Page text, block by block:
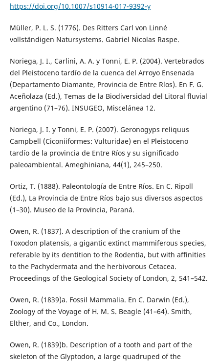
https://doi.org/10.1007/s10914-017-9392-y
Müller, P. L. S. (1776). Des Ritters Carl von Linné
vollständigen Natursystems. Gabriel Nicolas Raspe.
Noriega, J. I., Carlini, A. A. y Tonni, E. P. (2004). Vertebrados
del Pleistoceno tardío de la cuenca del Arroyo Ensenada
(Departamento Diamante, Provincia de Entre Ríos). En F. G.
Aceñolaza (Ed.), Temas de la Biodiversidad del Litoral fluvial
argentino (71–76). INSUGEO, Miscelánea 12.
Noriega, J. I. y Tonni, E. P. (2007). Geronogyps reliquus
Campbell (Ciconiiformes: Vulturidae) en el Pleistoceno
tardío de la provincia de Entre Ríos y su significado
paleoambiental. Ameghiniana, 44(1), 245–250.
Ortiz, T. (1888). Paleontología de Entre Ríos. En C. Ripoll
(Ed.), La Provincia de Entre Ríos bajo sus diversos aspectos
(1–30). Museo de la Provincia, Paraná.
Owen, R. (1837). A description of the cranium of the
Toxodon platensis, a gigantic extinct mammiferous species,
referable by its dentition to the Rodentia, but with affinities
to the Pachydermata and the herbivorous Cetacea.
Proceedings of the Geological Society of London, 2, 541–542.
Owen, R. (1839)a. Fossil Mammalia. En C. Darwin (Ed.),
Zoology of the Voyage of H. M. S. Beagle (41–64). Smith,
Elther, and Co., London.
Owen, R. (1839)b. Description of a tooth and part of the
skeleton of the Glyptodon, a large quadruped of the